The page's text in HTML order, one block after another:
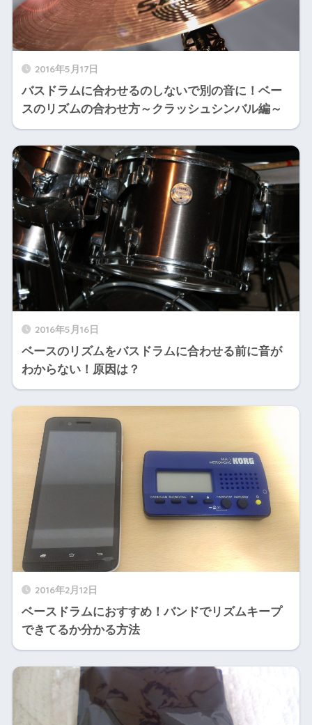
2016年5月17日
バスドラムに合わせるのしないで別の音に！ベー
スのリズムの合わせ方～クラッシュシンバル編～
2016年5月16日
ベースのリズムをバスドラムに合わせる前に音が
わからない！原因は？
2016年2月12日
ベースドラムにおすすめ！バンドでリズムキープ
できてるか分かる方法